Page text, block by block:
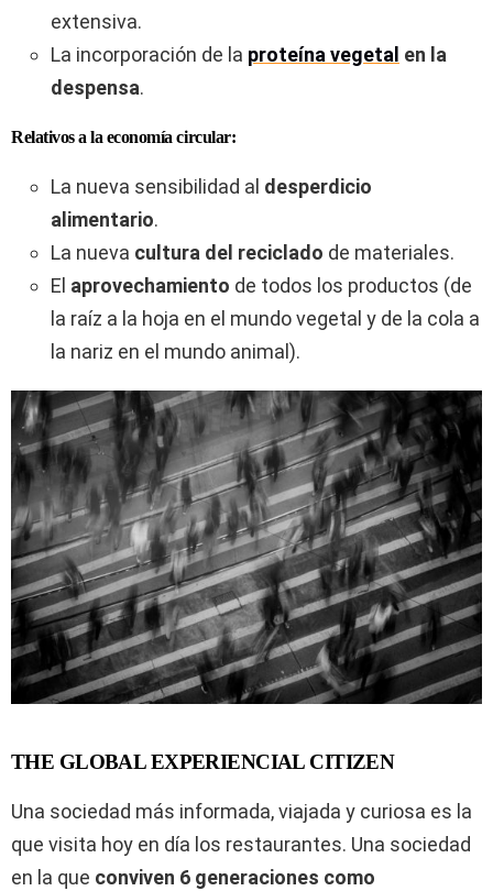
extensiva.
La incorporación de la proteína vegetal en la
despensa.
Relativos a la economía circular:
La nueva sensibilidad al desperdicio
alimentario.
La nueva cultura del reciclado de materiales.
El aprovechamiento de todos los productos (de
la raíz a la hoja en el mundo vegetal y de la cola a
la nariz en el mundo animal).
THE GLOBAL EXPERIENCIAL CITIZEN
Una sociedad más informada, viajada y curiosa es la
que visita hoy en día los restaurantes. Una sociedad
en la que conviven 6 generaciones como